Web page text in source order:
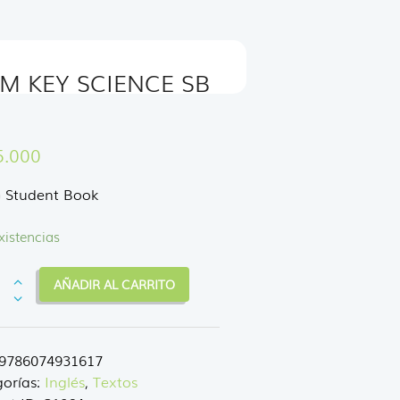
KEY SCIENCE SB
Student Book
AÑADIR AL CARRITO
9786074931617
Inglés, Textos